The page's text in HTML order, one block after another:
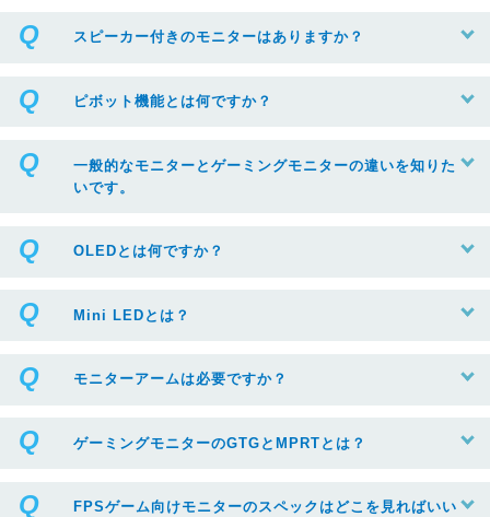
スピーカー付きのモニターはありますか？
ピボット機能とは何ですか？
一般的なモニターとゲーミングモニターの違いを知りた
いです。
OLEDとは何ですか？
Mini LEDとは？
モニターアームは必要ですか？
ゲーミングモニターのGTGとMPRTとは？
FPSゲーム向けモニターのスペックはどこを見ればいい